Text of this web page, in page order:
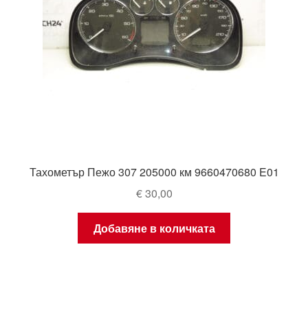
Тахометър Пежо 307 205000 км 9660470680 E01
€30,00
Добавяне в количката